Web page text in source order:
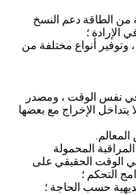
من الطاقة دعم النسخ
الإرادة ؛
وتوفير أنواع مختلفة من
نفس الوقت ، ومصدر
الإخراج مع بعضها
المحمولة
الوقت الحقيقي على
التحكم ؛
حسب الحاجة ؛